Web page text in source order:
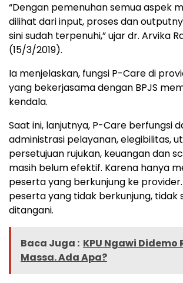
“Dengan pemenuhan semua aspek
dilihat dari input, proses dan
sini sudah terpenuhi,” ujar dr. Arvika
(15/3/2019).
Ia menjelaskan, fungsi P-Care di
yang bekerjasama dengan BPJS
kendala.
Saat ini, lanjutnya, P-Care berfungsi
administrasi pelayanan, elegibilitas,
persetujuan rujukan, keuangan dan
masih belum efektif. Karena hanya
peserta yang berkunjung ke
peserta yang tidak berkunjung, tidak
ditangani.
Baca Juga : KPU Ngawi Didemo
Massa. Ada Apa?